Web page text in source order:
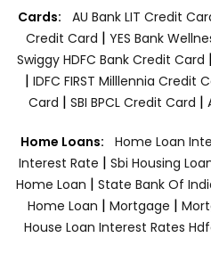
Cards: AU Bank LIT Credit
Credit Card | YES Bank
Swiggy HDFC Bank Credit Card |
| IDFC FIRST Milllennia Credit
Card | SBI BPCL Credit Card |
Home Loans: Home Loan
Interest Rate | Sbi Housing
Home Loan | State Bank Of
Home Loan | Mortgage |
House Loan Interest Rates